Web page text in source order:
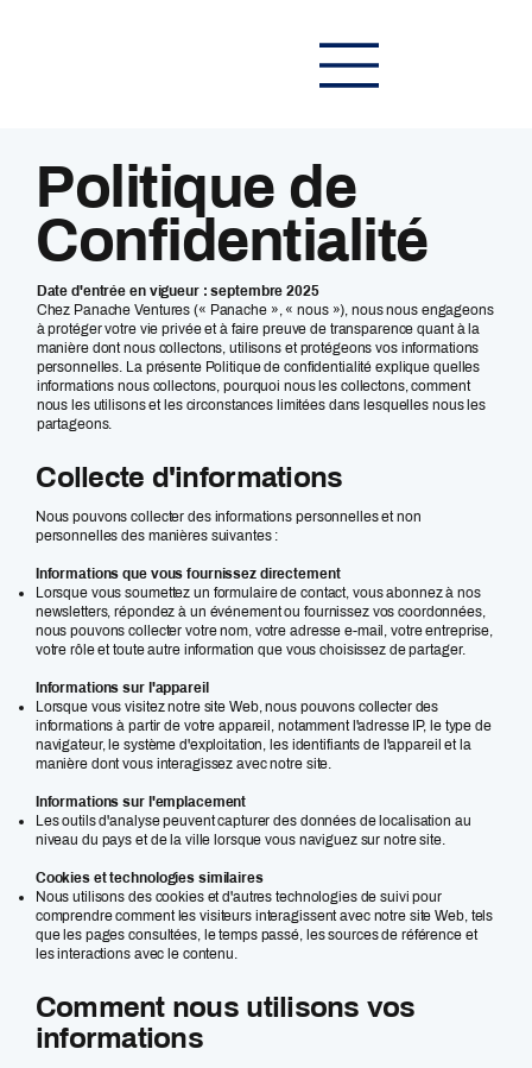
Politique de
Confidentialité
Date d'entrée en vigueur : septembre 2025
Chez Panache Ventures (« Panache », « nous »), nous nous engageons
à protéger votre vie privée et à faire preuve de transparence quant à la
manière dont nous collectons, utilisons et protégeons vos informations
personnelles. La présente Politique de confidentialité explique quelles
informations nous collectons, pourquoi nous les collectons, comment
nous les utilisons et les circonstances limitées dans lesquelles nous les
partageons.
Collecte d'informations
Nous pouvons collecter des informations personnelles et non
personnelles des manières suivantes :
Informations que vous fournissez directement
Lorsque vous soumettez un formulaire de contact, vous abonnez à nos
newsletters, répondez à un événement ou fournissez vos coordonnées,
nous pouvons collecter votre nom, votre adresse e-mail, votre entreprise,
votre rôle et toute autre information que vous choisissez de partager.
Informations sur l'appareil
Lorsque vous visitez notre site Web, nous pouvons collecter des
informations à partir de votre appareil, notamment l'adresse IP, le type de
navigateur, le système d'exploitation, les identifiants de l'appareil et la
manière dont vous interagissez avec notre site.
Informations sur l'emplacement
Les outils d'analyse peuvent capturer des données de localisation au
niveau du pays et de la ville lorsque vous naviguez sur notre site.
Cookies et technologies similaires
Nous utilisons des cookies et d'autres technologies de suivi pour
comprendre comment les visiteurs interagissent avec notre site Web, tels
que les pages consultées, le temps passé, les sources de référence et
les interactions avec le contenu.
Comment nous utilisons vos
informations